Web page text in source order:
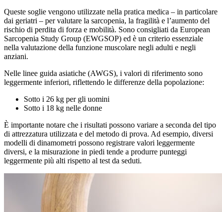
Queste soglie vengono utilizzate nella pratica medica – in particolare
dai geriatri – per valutare la sarcopenia, la fragilità e l’aumento del
rischio di perdita di forza e mobilità. Sono consigliati da European
Sarcopenia Study Group (EWGSOP) ed è un criterio essenziale
nella valutazione della funzione muscolare negli adulti e negli
anziani.
Nelle linee guida asiatiche (AWGS), i valori di riferimento sono
leggermente inferiori, riflettendo le differenze della popolazione:
Sotto i 26 kg per gli uomini
Sotto i 18 kg nelle donne
È importante notare che i risultati possono variare a seconda del tipo
di attrezzatura utilizzata e del metodo di prova. Ad esempio, diversi
modelli di dinamometri possono registrare valori leggermente
diversi, e la misurazione in piedi tende a produrre punteggi
leggermente più alti rispetto al test da seduti.